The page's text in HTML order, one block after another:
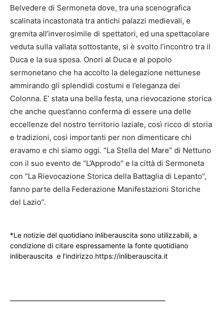
Belvedere di Sermoneta dove, tra una scenografica
scalinata incastonata tra antichi palazzi medievali, e
gremita all’inverosimile di spettatori, ed una spettacolare
veduta sulla vallata sottostante, si è svolto l’incontro tra il
Duca e la sua sposa. Onori al Duca e al popolo
sermonetano che ha accolto la delegazione nettunese
ammirando gli splendidi costumi e l’eleganza dei
Colonna. E’ stata una bella festa, una rievocazione storica
che anche quest’anno conferma di essere una delle
eccellenze del nostro territorio laziale, così ricco di storia
e tradizioni, così importanti per non dimenticare chi
eravamo e chi siamo oggi. “La Stella del Mare” di Nettuno
con il suo evento de “L’Approdo” e la città di Sermoneta
con “La Rievocazione Storica della Battaglia di Lepanto”,
fanno parte della Federazione Manifestazioni Storiche
del Lazio”.
*Le notizie del quotidiano inliberauscita sono utilizzabili, a
condizione di citare espressamente la fonte quotidiano
inliberauscita e l’indirizzo https://inliberauscita.it